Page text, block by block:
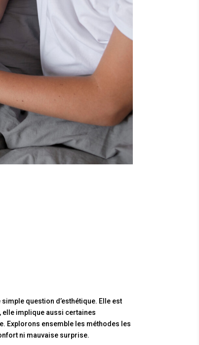
question d’esthétique. Elle est
elle implique aussi certaines
Explorons ensemble les méthodes les
ni mauvaise surprise.